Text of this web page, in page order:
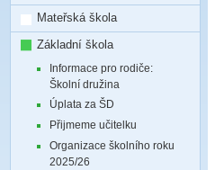
Mateřská škola
Základní škola
Informace pro rodiče:
Školní družina
Úplata za ŠD
Přijmeme učitelku
Organizace školního roku
2025/26